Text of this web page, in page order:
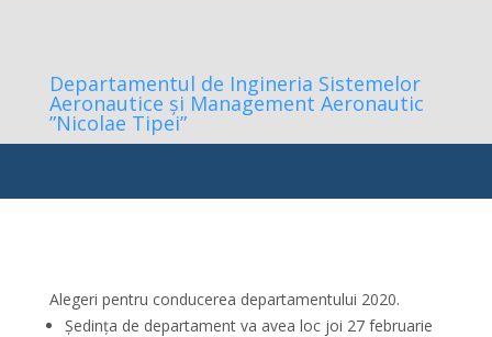
Departamentul de Ingineria Sistemelor
Aeronautice și Management Aeronautic
”Nicolae Tipei”
Alegeri pentru conducerea departamentului 2020.
Ședința de departament va avea loc joi 27 februarie